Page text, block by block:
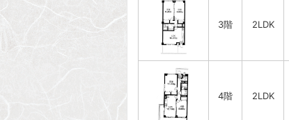
3階 2LDK
4階 2LDK